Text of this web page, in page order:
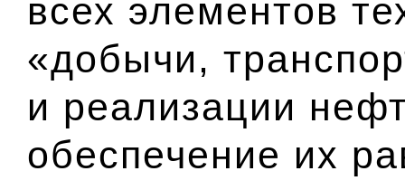
всех элементов
«добычи,
и реализации
обеспечение их